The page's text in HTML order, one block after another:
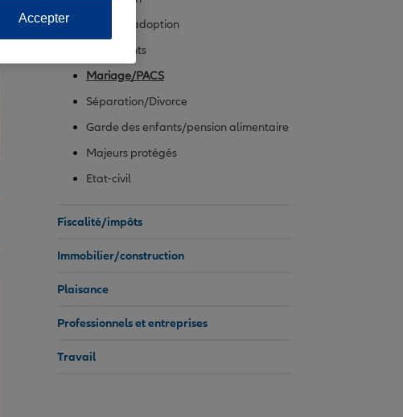
Filiation/adoption
Ascendants
Mariage/PACS
Séparation/Divorce
Garde des enfants/pension alimentaire
Majeurs protégés
Etat-civil
Fiscalité/impôts
Immobilier/construction
Plaisance
Professionnels et entreprises
Travail
Accepter